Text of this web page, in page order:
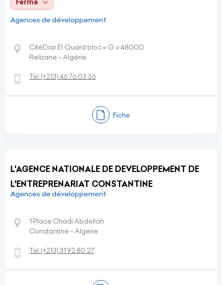
Fermé
Agences de développement
CitéDiar El Ouard bloc « G » 48000
Relizane - Algérie
Tel:(+213)46 76 03 36
Fiche
L'AGENCE NATIONALE DE DEVELOPPEMENT DE
L'ENTREPRENARIAT CONSTANTINE
Agences de développement
1 Place Chadi Abdellah
Constantine - Algérie
Tel:(+213) 31 92 80 27